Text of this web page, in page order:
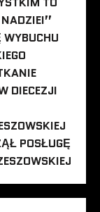
DIECEZJI
POSŁUGĘ